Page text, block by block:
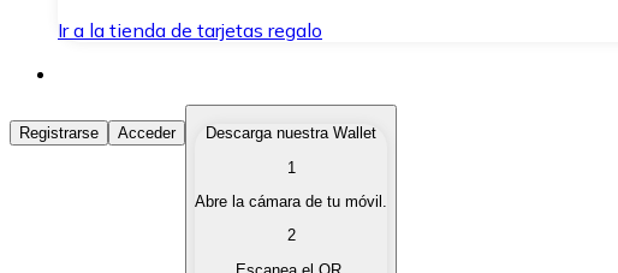
Ir a la tienda de tarjetas regalo
Comprar Criptomonedas
Compra criptomonedas con diferentes métodos de pago.
Vende tus criptomonedas de forma rápida y segura.
Registrarse Acceder
Descarga nuestra Wallet
1
Abre la cámara de tu móvil.
2